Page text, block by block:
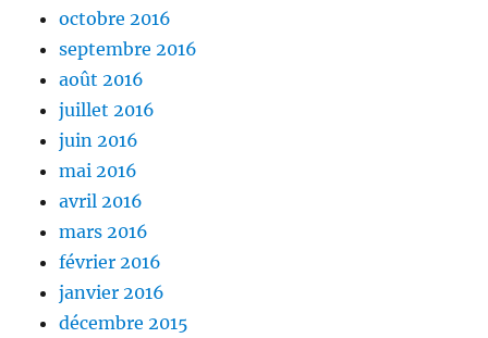
octobre 2016
septembre 2016
août 2016
juillet 2016
juin 2016
mai 2016
avril 2016
mars 2016
février 2016
janvier 2016
décembre 2015